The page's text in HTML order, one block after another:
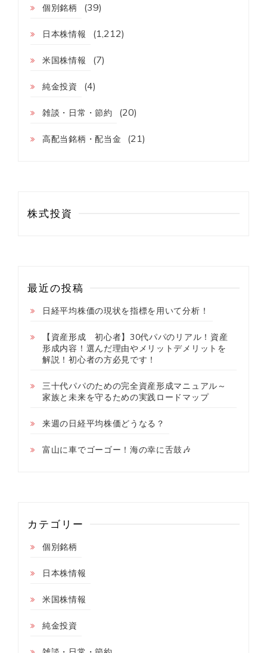
所
画
断
器
個別銘柄 (39)
日本株情報 (1,212)
米国株情報 (7)
純金投資 (4)
雑談・日常・節約 (20)
高配当銘柄・配当金 (21)
株式投資
最近の投稿
日経平均株価の現状を指標を用いて分析！
【資産形成 初心者】30代パパのリアル！資産
形成内容！選んだ理由やメリットデメリットを
解説！初心者の方必見です！
三十代パパのための完全資産形成マニュアル～
家族と未来を守るための実践ロードマップ
来週の日経平均株価どうなる？
富山に車でゴーゴー！海の幸に舌鼓🎶
カテゴリー
個別銘柄
日本株情報
米国株情報
純金投資